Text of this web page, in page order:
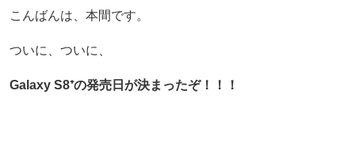
こんばんは、本間です。
ついに、ついに、
Galaxy S8⁺の発売日が決まったぞ！！！